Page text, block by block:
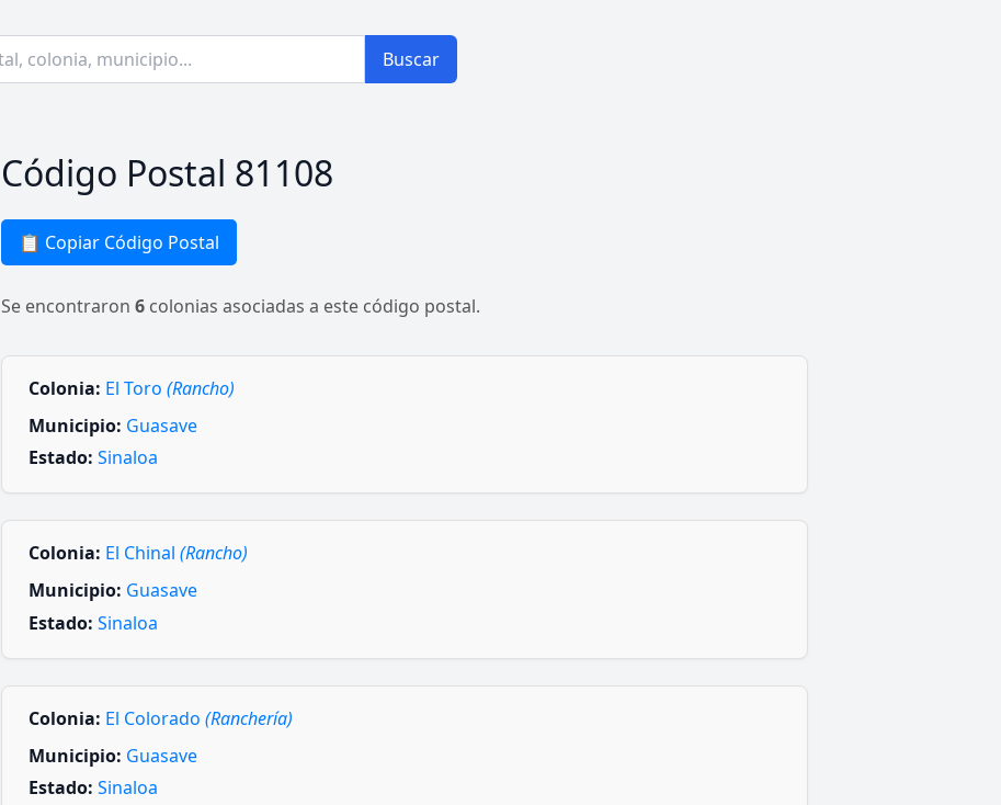
Buscar
Código Postal 81108
📋 Copiar Código Postal
Se encontraron 6 colonias asociadas a este código postal.
Colonia: El Toro (Rancho)
Municipio: Guasave
Estado: Sinaloa
Colonia: El Chinal (Rancho)
Municipio: Guasave
Estado: Sinaloa
Colonia: El Colorado (Ranchería)
Municipio: Guasave
Estado: Sinaloa